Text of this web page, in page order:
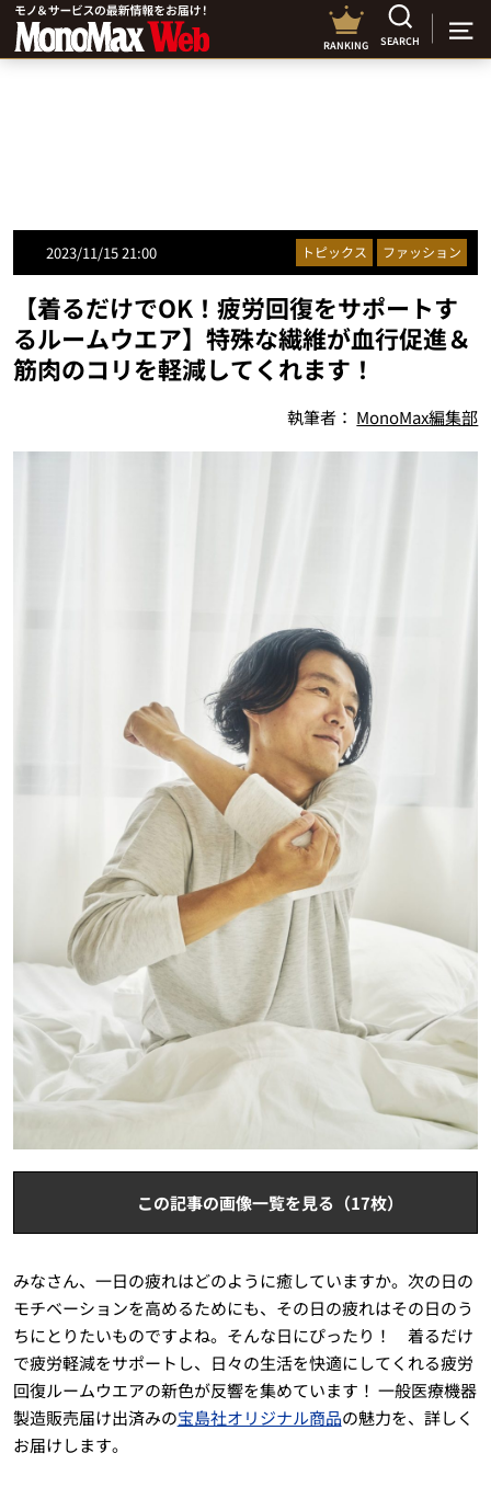
RANKING SEARCH
2023/11/15 21:00 トピックス ファッション
【着るだけでOK！疲労回復をサポートす
るルームウエア】特殊な繊維が血行促進＆
筋肉のコリを軽減してくれます！
執筆者： MonoMax編集部
この記事の画像一覧を見る（17枚）
みなさん、一日の疲れはどのように癒していますか。次の日の
モチベーションを高めるためにも、その日の疲れはその日のう
ちにとりたいものですよね。そんな日にぴったり！ 着るだけ
で疲労軽減をサポートし、日々の生活を快適にしてくれる疲労
回復ルームウエアの新色が反響を集めています！ 一般医療機器
製造販売届け出済みの宝島社オリジナル商品の魅力を、詳しく
お届けします。